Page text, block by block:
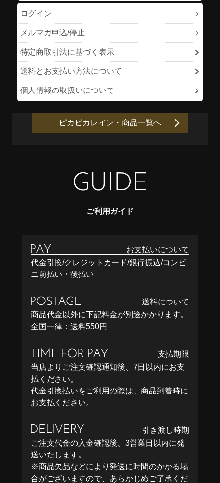
ログイン
メルマガ申込/停止
特定商取引法に基づく表示
送料とお支払い方法について
個人情報の取扱いについて
ピカピカレイン・商品一覧へ
ご利用ガイド
お支払いについて
代金引換/クレジットカード/銀行振込/コンビ
ニ前払い・後払い
送料について
商品代金以外に下記料金が別途かかります。
全国一律：送料550円
支払期限
当店よりご注文確認通知後、7日以内にお支
払ください。
代金引換払いをご利用の際は、商品到着時に
お支払ください。
引き渡し時期
ご注文代金の入金確認後、3営業日以内に発
送いたします。
※商品欠品などにより発送に時間のかかる場
合がございますので、あらかじめご了承くだ